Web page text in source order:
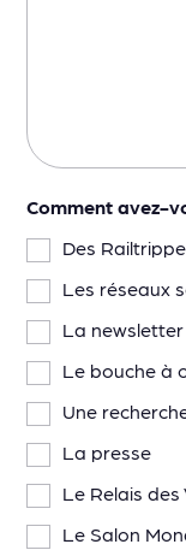
Comment avez-
Des
Les réseaux
La newsletter
Le bouche à
Une
La presse
Le Relais
Le Salon